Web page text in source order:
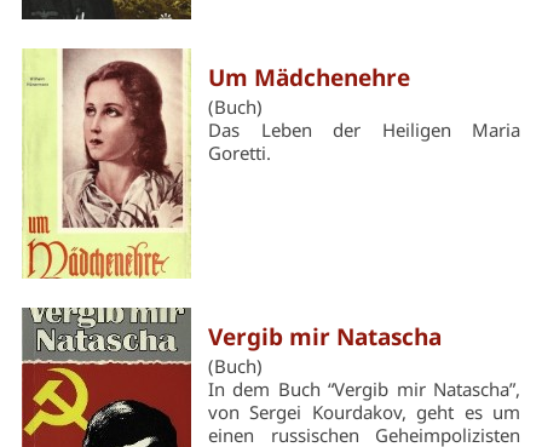
Um Mädchenehre
(Buch)
Das Leben der Heiligen Maria
Goretti.
Vergib mir Natascha
(Buch)
In dem Buch “Vergib mir Natascha”,
von Sergei Kourdakov, geht es um
einen russischen Geheimpolizisten